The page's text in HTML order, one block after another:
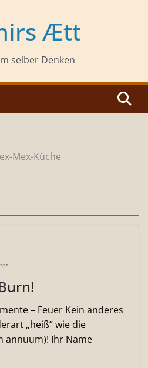
Ætt
selber Denken
Mex-Küche
– Feuer Kein anderes
„heiß” wie die
annuum)! Ihr Name